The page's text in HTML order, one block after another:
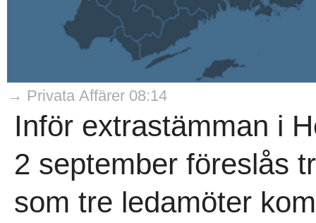
→ Privata Affärer 08:14
Inför extrastämman i
2 september föreslås
som tre ledamöter